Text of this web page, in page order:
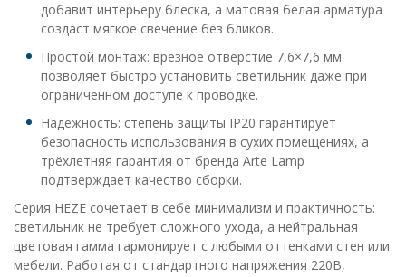
добавит интерьеру блеска, а матовая белая арматура
создаст мягкое свечение без бликов.
Простой монтаж: врезное отверстие 7,6×7,6 мм
позволяет быстро установить светильник даже при
ограниченном доступе к проводке.
Надёжность: степень защиты IP20 гарантирует
безопасность использования в сухих помещениях, а
трёхлетняя гарантия от бренда Arte Lamp
подтверждает качество сборки.
Серия HEZE сочетает в себе минимализм и практичность:
светильник не требует сложного ухода, а нейтральная
цветовая гамма гармонирует с любыми оттенками стен или
мебели. Работая от стандартного напряжения 220В,